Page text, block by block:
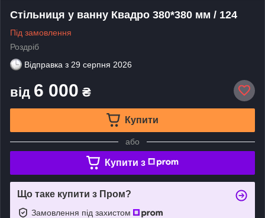
Стільниця у ванну Квадро 380*380 мм / 124
Під замовлення
Роздріб
Відправка з 29 серпня 2026
від 6 000 ₴
Купити
або
Купити з
Що таке купити з Пром?
Замовлення під захистом